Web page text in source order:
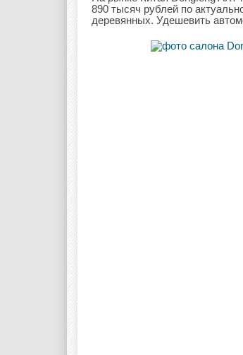
890 тысяч рублей по
деревянных. Удешевить